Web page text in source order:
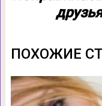
ПОХОЖИЕ